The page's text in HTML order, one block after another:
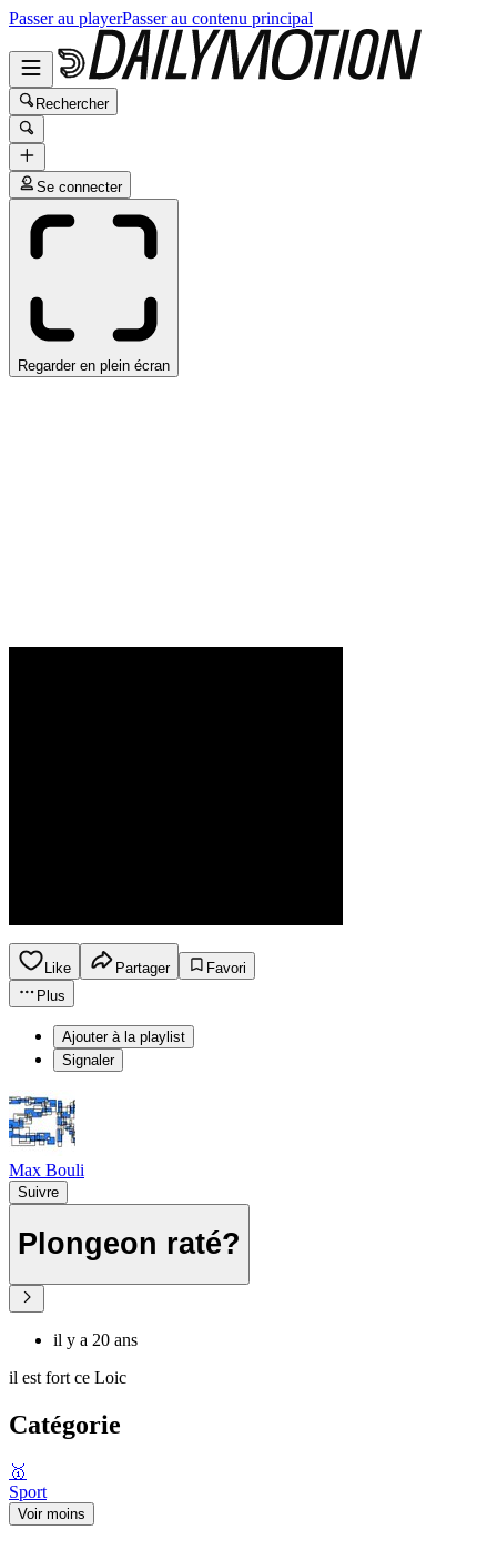
Passer au playerPasser au contenu principal
Rechercher
Se connecter
Regarder en plein écran
Like Partager
Favori
Plus
Ajouter à la playlist
Signaler
Max Bouli
Suivre
Plongeon raté?
il y a 20 ans
il est fort ce Loic
Catégorie
🥇
Sport
Voir moins